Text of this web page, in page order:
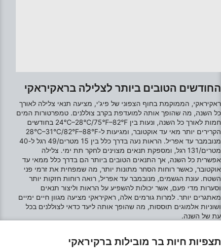
החודשים הטובים ביותר לצלילה בראקיראקי
ראקיראקי, הממוקמת בחוף הצפוני של פיג'י, מציעה תנאי צלילה לאורך
כל השנה, מה שהופך אותה למועדפת בקרב צוללנים. טמפרטורות המים
חמות לאורך כל השנה, ונעות בין 24°C–28°C/75°F–82°F בחודשים
הקרירים יותר מאי עד אוקטובר, ומגיעות ל-28°C–31°C/82°F–88°F
מנובמבר עד אפריל. הראות נעה בדרך כלל בין 15 מטרים/49 רגל ל-40
מטרים/131 רגל, ומספקת תנאים מצוינים לחקר תת ימי. צלילה
אפשרית כל השנה, אך התנאים הטובים ביותר הם בדרך כלל ממאי עד
אוקטובר, כאשר רוחות הסחר מתונות יותר, מה שמפחית את זרמי פני
השטח. עונת הגשמים, מנובמבר עד אפריל, רואה רוחות חזקות יותר
וסערות מדי פעם, אשר יכולות להשפיע על הראות וליצור תנאים
מאתגרים יותר. למרות גורמים אלה, ראקיראקי מציעה מגוון חיים ימיים
ושוניות אלמוגים תוססות, מה שהופך אותה ליעד כדאי לצוללנים בכל
עת של השנה.
תצפיות חיות בר מובילות ברקיראקי
combinations of data from different sources
Develop and improve services
Use limited data to select content
תכונות מיוחדות של IAB:
Use precise geolocation data
Identify devices based on information
actively requested
מטרות עיבוד שאינן IAB:
חיוני
פונקציונלי